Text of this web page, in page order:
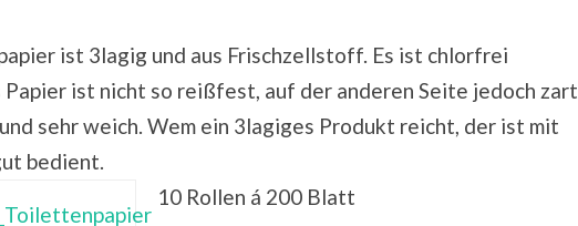
ist 3lagig und aus Frischzellstoff. Es ist chlorfrei
ist nicht so reißfest, auf der anderen Seite jedoch zart
sehr weich. Wem ein 3lagiges Produkt reicht, der ist mit
bedient.
10 Rollen á 200 Blatt